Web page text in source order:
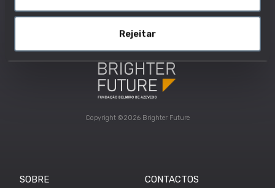
Rejeitar
Copyright ©2026 Brighter Future
SOBRE CONTACTOS